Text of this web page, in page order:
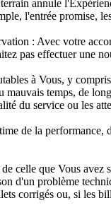
annule
l'entrée promise,
: Avec votre
pas effectuer une
à Vous, y
temps, de
du service ou les
de la
celle que Vous avez
d'un problème
corrigés ou, si les